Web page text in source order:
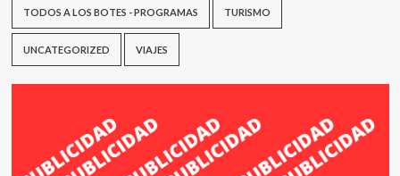
TODOS A LOS BOTES - PROGRAMAS TURISMO
UNCATEGORIZED VIAJES